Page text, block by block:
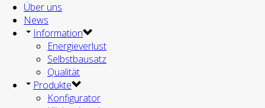
Über uns
News
Information
Energieverlust
Selbstbausatz
Qualität
Produkte
Konfigurator